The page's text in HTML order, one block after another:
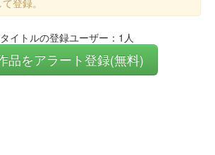
イトルの登録ユーザー：1人
品をアラート登録(無料)